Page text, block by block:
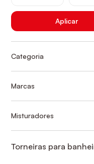
Aplicar
Categoria
BANHEIRO
Marcas
Misturadores
Torneiras para